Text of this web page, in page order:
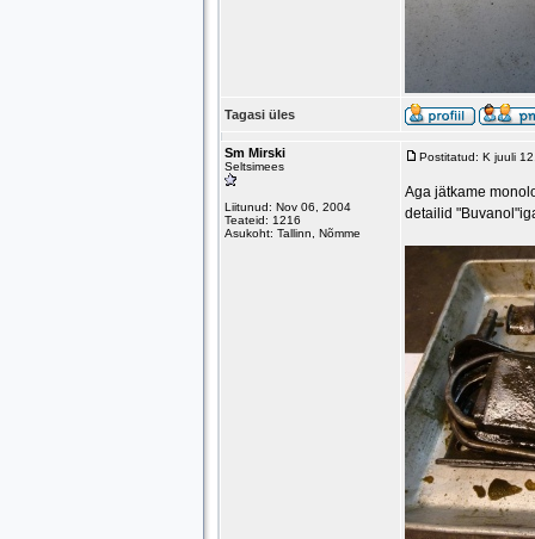
Tagasi üles
Sm Mirski
Seltsimees
Liitunud: Nov 06, 2004
Teateid: 1216
Asukoht: Tallinn, Nõmme
Postitatud: K juuli
Aga jätkame
detailid